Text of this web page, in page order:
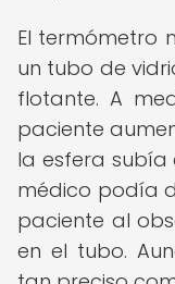
El termómetro
un tubo de
flotante. A
paciente
la esfera subía
médico podía
paciente al
en el tubo.